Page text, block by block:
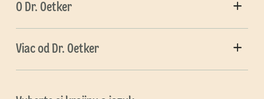
O Dr. Oetker
Viac od Dr. Oetker